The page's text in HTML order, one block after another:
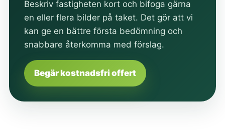
Beskriv fastigheten kort och bifoga gärna
en eller flera bilder på taket. Det gör att vi
kan ge en bättre första bedömning och
snabbare återkomma med förslag.
Begär kostnadsfri offert